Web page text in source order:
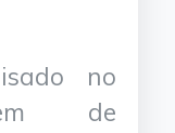
no
de